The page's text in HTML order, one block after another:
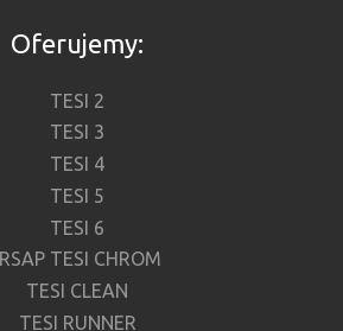
Oferujemy:
TESI 2
TESI 3
TESI 4
TESI 5
TESI 6
IRSAP TESI CHROM
TESI CLEAN
TESI RUNNER